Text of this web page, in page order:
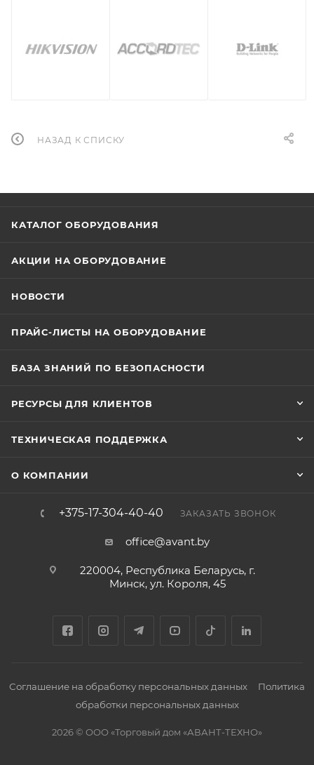
НАЗАД К СПИСКУ
КАТАЛОГ ОБОРУДОВАНИЯ
АКЦИИ НА ОБОРУДОВАНИЕ
НОВОСТИ
ПРАЙС-ЛИСТЫ НА ОБОРУДОВАНИЕ
БАЗА ЗНАНИЙ ПО БЕЗОПАСНОСТИ
РЕСУРСЫ ДЛЯ КЛИЕНТОВ
ТЕХНИЧЕСКАЯ ПОДДЕРЖКА
О КОМПАНИИ
+375-17-304-40-40 ЗАКАЗАТЬ ЗВОНОК
office@avant.by
220004, Республика Беларусь, г.
Минск, ул. Короля, 45
Соглашение на обработку персональных данных
Политика
обработки персональных данных
2026 © ООО «Торговый дом «АВАНТ-ТЕХНО»